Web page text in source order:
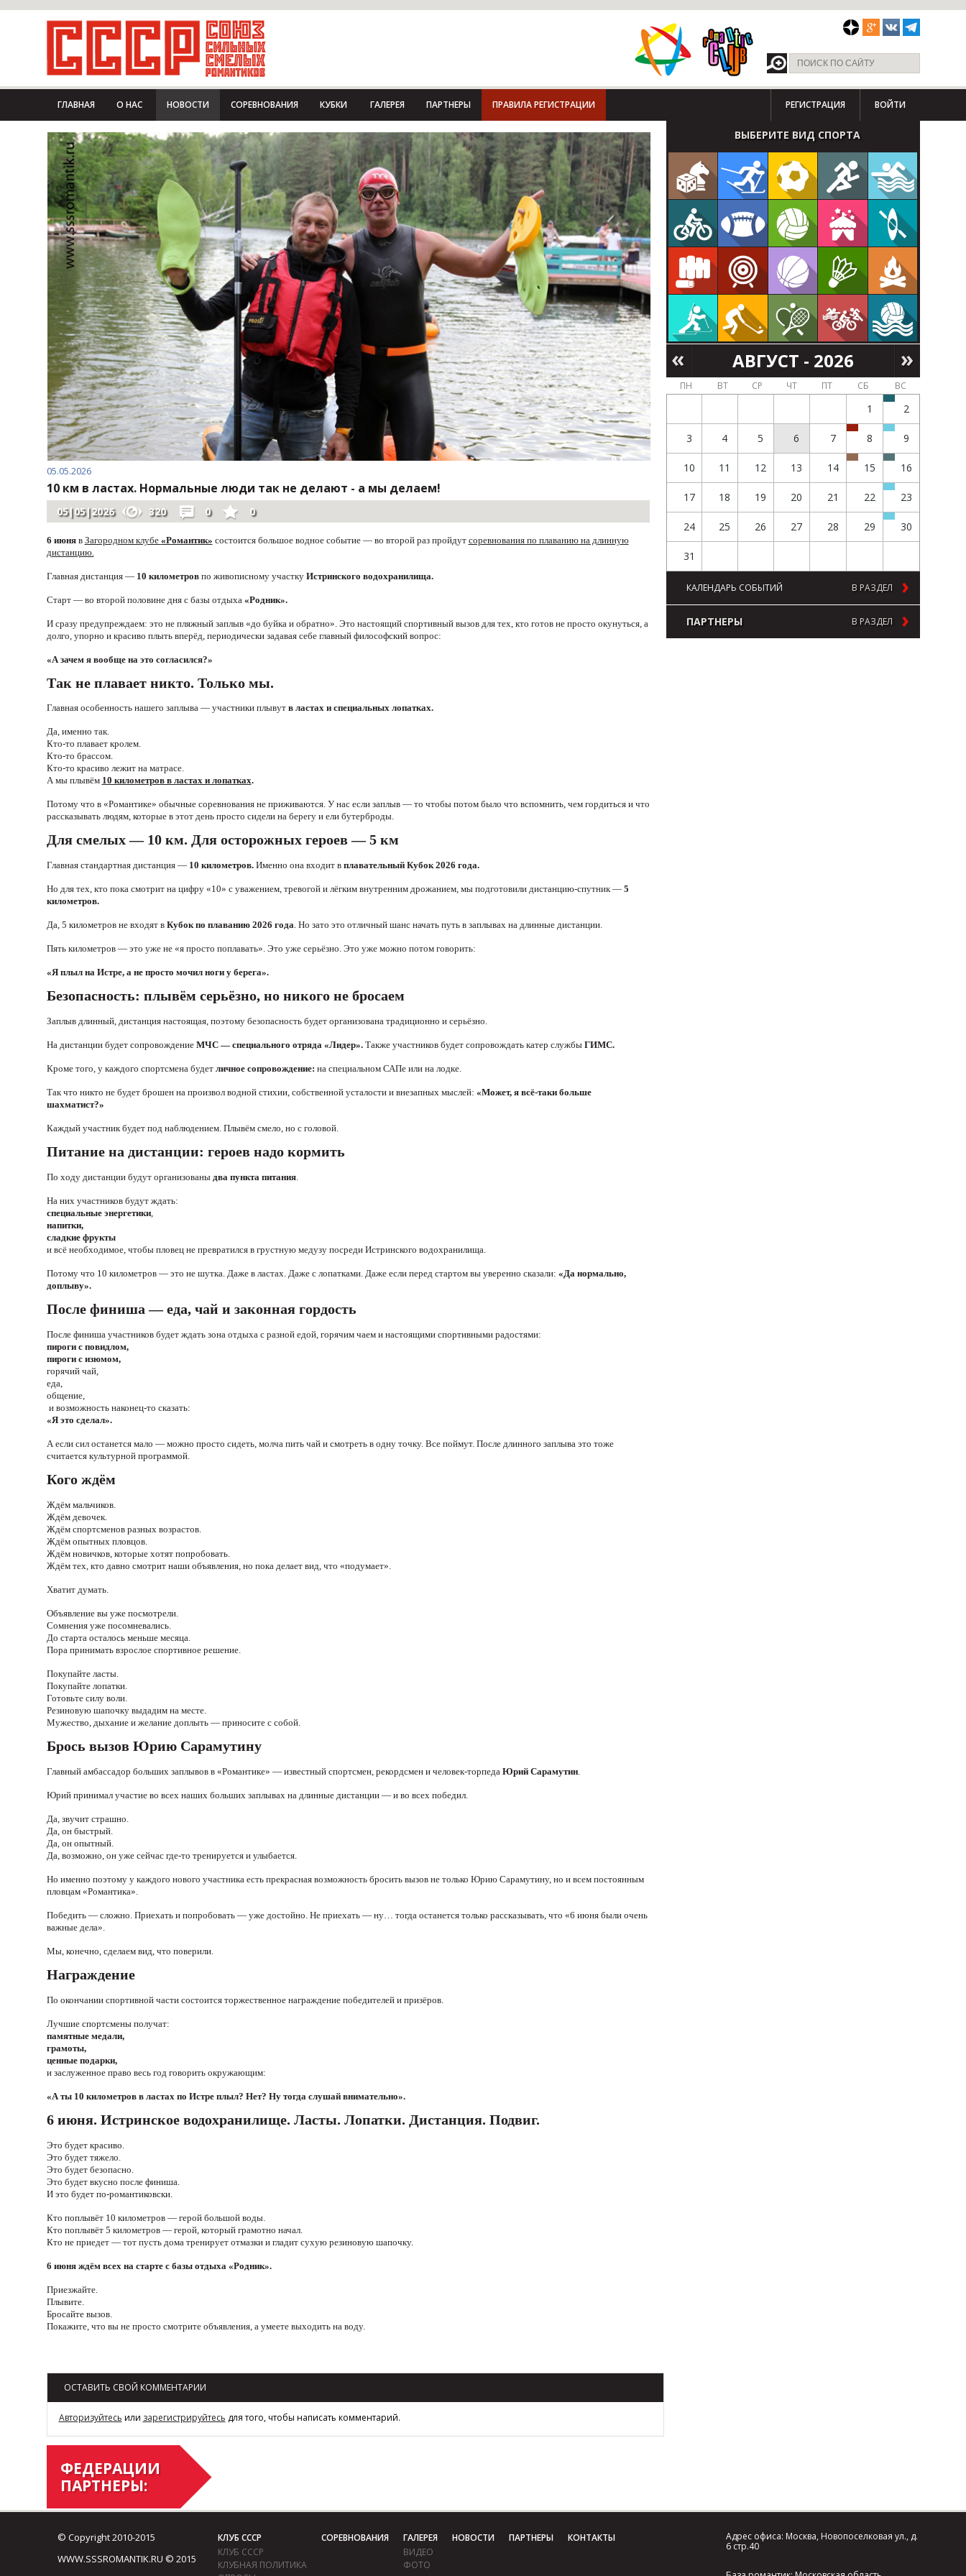
ГЛАВНАЯ О НАС НОВОСТИ СОРЕВНОВАНИЯ КУБКИ ГАЛЕРЕЯ ПАРТНЕРЫ ПРАВИЛА РЕГИСТРАЦИИ РЕГИСТРАЦИЯ ВОЙТИ
05.05.2026
10 км в ластах. Нормальные люди так не делают - а мы делаем!
05|05|2026 320 0 0
6 июня в Загородном клубе «Романтик» состоится большое водное событие — во второй раз пройдут соревнования по плаванию на длинную
дистанцию.
Главная дистанция — 10 километров по живописному участку Истринского водохранилища.
Старт — во второй половине дня с базы отдыха«Родник».
И сразу предупреждаем: это не пляжный заплыв «до буйка и обратно». Это настоящий спортивный вызов для тех, кто готов не просто окунуться, а
долго, упорно и красиво плыть вперёд, периодически задавая себе главный философский вопрос:
«А зачем я вообще на это согласился?»
Так не плавает никто. Только мы.
Главная особенность нашего заплыва — участники плывут в ластах и специальных лопатках.
Да, именно так.
Кто-то плавает кролем.
Кто-то брассом.
Кто-то красиво лежит на матрасе.
А мы плывём 10 километров в ластах и лопатках.
Потому что в «Романтике» обычные соревнования не приживаются. У нас если заплыв — то чтобы потом было что вспомнить, чем гордиться и что
рассказывать людям, которые в этот день просто сидели на берегу и ели бутерброды.
Для смелых — 10 км. Для осторожных героев — 5 км
Главная стандартная дистанция — 10 километров.Именно она входит в плавательный Кубок 2026 года.
Но для тех, кто пока смотрит на цифру «10» с уважением, тревогой и лёгким внутренним дрожанием, мы подготовили дистанцию-спутник — 5
километров.
Да, 5 километров не входят вКубок по плаванию 2026 года. Но зато это отличный шанс начать путь в заплывах на длинные дистанции.
Пять километров — это уже не «я просто поплавать». Это уже серьёзно. Это уже можно потом говорить:
«Я плыл на Истре, а не просто мочил ноги у берега».
Безопасность: плывём серьёзно, но никого не бросаем
Заплыв длинный, дистанция настоящая, поэтому безопасность будет организована традиционно и серьёзно.
На дистанции будет сопровождение МЧС — специального отряда «Лидер». Также участников будет сопровождать катер службы ГИМС.
Кроме того, у каждого спортсмена будет личное сопровождение: на специальном САПе или на лодке.
Так что никто не будет брошен на произвол водной стихии, собственной усталости и внезапных мыслей: «Может, я всё-таки больше
шахматист?»
Каждый участник будет под наблюдением. Плывём смело, но с головой.
Питание на дистанции: героев надо кормить
По ходу дистанции будут организованы два пункта питания.
На них участников будут ждать:
специальные энергетики,
напитки,
сладкие фрукты
и всё необходимое, чтобы пловец не превратился в грустную медузу посреди Истринского водохранилища.
Потому что 10 километров — это не шутка. Даже в ластах. Даже с лопатками. Даже если перед стартом вы уверенно сказали: «Да нормально,
доплыву».
После финиша — еда, чай и законная гордость
После финиша участников будет ждать зона отдыха с разной едой, горячим чаем и настоящими спортивными радостями:
пироги с повидлом,
пироги с изюмом,
горячий чай,
еда,
общение,
и возможность наконец-то сказать:
«Я это сделал».
А если сил останется мало — можно просто сидеть, молча пить чай и смотреть в одну точку. Все поймут. После длинного заплыва это тоже
считается культурной программой.
Кого ждём
Ждём мальчиков.
Ждём девочек.
Ждём спортсменов разных возрастов.
Ждём опытных пловцов.
Ждём новичков, которые хотят попробовать.
Ждём тех, кто давно смотрит наши объявления, но пока делает вид, что «подумает».
Хватит думать.
Объявление вы уже посмотрели.
Сомнения уже посомневались.
До старта осталось меньше месяца.
Пора принимать взрослое спортивное решение.
Покупайте ласты.
Покупайте лопатки.
Готовьте силу воли.
Резиновую шапочку выдадим на месте.
Мужество, дыхание и желание доплыть — приносите с собой.
Брось вызов Юрию Сарамутину
Главный амбассадор больших заплывов в «Романтике» — известный спортсмен, рекордсмен и человек-торпеда Юрий Сарамутин.
Юрий принимал участие во всех наших больших заплывах на длинные дистанции — и во всех победил.
Да, звучит страшно.
Да, он быстрый.
Да, он опытный.
Да, возможно, он уже сейчас где-то тренируется и улыбается.
Но именно поэтому у каждого нового участника есть прекрасная возможность бросить вызов не только Юрию Сарамутину, но и всем постоянным
пловцам «Романтика».
Победить — сложно. Приехать и попробовать — уже достойно. Не приехать — ну… тогда останется только рассказывать, что «6 июня были очень
важные дела».
Мы, конечно, сделаем вид, что поверили.
Награждение
По окончании спортивной части состоится торжественное награждение победителей и призёров.
Лучшие спортсмены получат:
памятные медали,
грамоты,
ценные подарки,
и заслуженное право весь год говорить окружающим:
«А ты 10 километров в ластах по Истре плыл? Нет? Ну тогда слушай внимательно».
6 июня. Истринское водохранилище. Ласты. Лопатки. Дистанция. Подвиг.
Это будет красиво.
Это будет тяжело.
Это будет безопасно.
Это будет вкусно после финиша.
И это будет по-романтиковски.
Кто поплывёт 10 километров — герой большой воды.
Кто поплывёт 5 километров — герой, который грамотно начал.
Кто не приедет — тот пусть дома тренирует отмазки и гладит сухую резиновую шапочку.
6 июня ждём всех на старте с базы отдыха «Родник».
Приезжайте.
Плывите.
Бросайте вызов.
Покажите, что вы не просто смотрите объявления, а умеете выходить на воду.
ОСТАВИТЬ СВОЙ КОММЕНТАРИИ
Авторизуйтесь или зарегистрируйтесь для того, чтобы написать комментарий.
ФЕДЕРАЦИИ
ПАРТНЕРЫ:
ВЫБЕРИТЕ ВИД СПОРТА
АВГУСТ - 2026
ПН ВТ СР ЧТ ПТ СБ ВС
1 2
3 4 5 6 7 8 9
10 11 12 13 14 15 16
17 18 19 20 21 22 23
24 25 26 27 28 29 30
31
КАЛЕНДАРЬ СОБЫТИЙ В РАЗДЕЛ
ПАРТНЕРЫ В РАЗДЕЛ
© Copyright 2010-2015
WWW.SSSROMANTIK.RU © 2015
КЛУБ СССР
КЛУБ СССР
КЛУБНАЯ ПОЛИТИКА
СОРЕВНОВАНИЯ
ГАЛЕРЕЯ
ВИДЕО
ФОТО
НОВОСТИ ПАРТНЕРЫ КОНТАКТЫ
Адрес офиса: Москва, Новопоселковая ул., д.
6 стр.40